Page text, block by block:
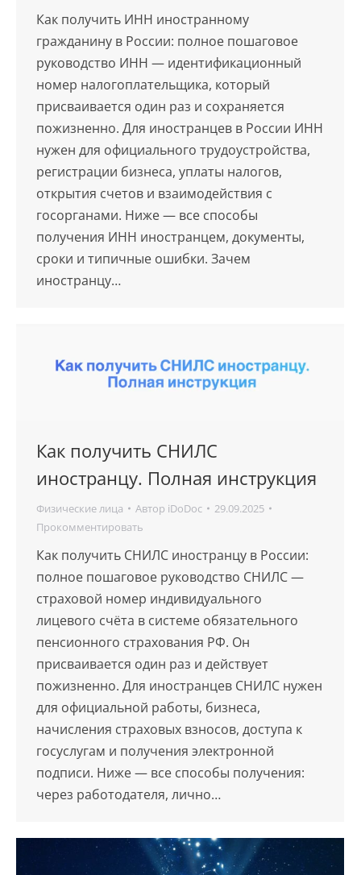
Как получить ИНН иностранному
гражданину в России: полное пошаговое
руководство ИНН — идентификационный
номер налогоплательщика, который
присваивается один раз и сохраняется
пожизненно. Для иностранцев в России ИНН
нужен для официального трудоустройства,
регистрации бизнеса, уплаты налогов,
открытия счетов и взаимодействия с
госорганами. Ниже — все способы
получения ИНН иностранцем, документы,
сроки и типичные ошибки. Зачем
иностранцу…
Как получить СНИЛС
иностранцу. Полная инструкция
Физические лица Автор iDoDoc
29.09.2025
Прокомментировать
Как получить СНИЛС иностранцу в России:
полное пошаговое руководство СНИЛС —
страховой номер индивидуального
лицевого счёта в системе обязательного
пенсионного страхования РФ. Он
присваивается один раз и действует
пожизненно. Для иностранцев СНИЛС нужен
для официальной работы, бизнеса,
начисления страховых взносов, доступа к
госуслугам и получения электронной
подписи. Ниже — все способы получения:
через работодателя, лично…